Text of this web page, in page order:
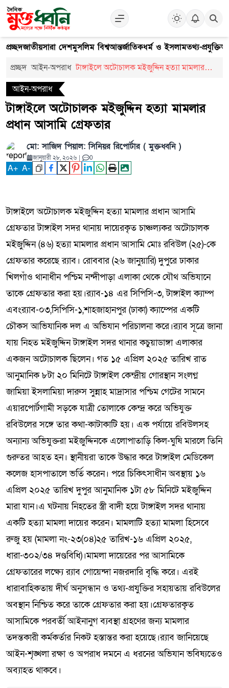
প্রচ্ছদজাতীয়সারা দেশমুসলিম বিশ্বআন্তর্জাতিকধর্ম ও ইসলামতথ্য-প্রযুক্তি
প্রচ্ছদ আইন-অপরাধ টাঙ্গাইলে অটোচালক মইজুদ্দিন হত্যা মামলার
আইন-অপরাধ
টাঙ্গাইলে অটোচালক মইজুদ্দিন হত্যা মামলার
প্রধান আসামি গ্রেফতার
মো: সাজিদ পিয়াল: সিনিয়র রিপোর্টার ( মুক্তধ্বনি )
জানুয়ারী ২৮, ২০২৬ | 0
A+ A-
টাঙ্গাইলে অটোচালক মইজুদ্দিন হত্যা মামলার প্রধান আসামি
গ্রেফতার টাঙ্গাইল সদর থানায় দায়েরকৃত চাঞ্চল্যকর অটোচালক
মইজুদ্দিন (৪৬) হত্যা মামলার প্রধান আসামি মোঃ রবিউল (২৫)-কে
গ্রেফতার করেছে র‌্যাব। রোববার (২৬ জানুয়ারি) দুপুরে ঢাকার
খিলগাঁও থানাধীন পশ্চিম নন্দীপাড়া এলাকা থেকে যৌথ অভিযানে
তাকে গ্রেফতার করা হয়।র‌্যাব-১৪ এর সিপিসি-৩, টাঙ্গাইল ক্যাম্প
এবংর‌্যাব-০৩,সিপিসি-১,শাহজাহানপুর (ঢাকা) ক্যাম্পের একটি
চৌকস আভিযানিক দল এ অভিযান পরিচালনা করে।র‌্যাব সূত্রে জানা
যায় নিহত মইজুদ্দিন টাঙ্গাইল সদর থানার কচুয়াডাঙ্গা এলাকার
একজন অটোচালক ছিলেন। গত ১৫ এপ্রিল ২০২৫ তারিখ রাত
আনুমানিক ৮টা ২০ মিনিটে টাঙ্গাইল কেন্দ্রীয় গোরস্থান সংলগ্ন
জামিয়া ইসলামিয়া দারুস সুন্নাহ মাদ্রাসার পশ্চিম গেটের সামনে
এয়ারপোর্টগামী সড়কে যাত্রী তোলাকে কেন্দ্র করে অভিযুক্ত
রবিউলের সঙ্গে তার কথা-কাটাকাটি হয়। এক পর্যায়ে রবিউলসহ
অন্যান্য অভিযুক্তরা মইজুদ্দিনকে এলোপাতাড়ি কিল-ঘুষি মারলে তিনি
গুরুতর আহত হন। স্থানীয়রা তাকে উদ্ধার করে টাঙ্গাইল মেডিকেল
কলেজ হাসপাতালে ভর্তি করেন। পরে চিকিৎসাধীন অবস্থায় ১৬
এপ্রিল ২০২৫ তারিখ দুপুর আনুমানিক ১টা ৫৮ মিনিটে মইজুদ্দিন
মারা যান।এ ঘটনায় নিহতের স্ত্রী বাদী হয়ে টাঙ্গাইল সদর থানায়
একটি হত্যা মামলা দায়ের করেন। মামলাটি হত্যা মামলা হিসেবে
রুজু হয় (মামলা নং-২৩(০৪)২৫ তারিখ-১৬ এপ্রিল ২০২৫,
ধারা-৩০২/৩৪ দণ্ডবিধি)।মামলা দায়েরের পর আসামিকে
গ্রেফতারের লক্ষ্যে র‌্যাব গোয়েন্দা নজরদারি বৃদ্ধি করে। এরই
ধারাবাহিকতায় দীর্ঘ অনুসন্ধান ও তথ্য-প্রযুক্তির সহায়তায় রবিউলের
অবস্থান নিশ্চিত করে তাকে গ্রেফতার করা হয়।গ্রেফতারকৃত
আসামিকে পরবর্তী আইনানুগ ব্যবস্থা গ্রহণের জন্য মামলার
তদন্তকারী কর্মকর্তার নিকট হস্তান্তর করা হয়েছে।র‌্যাব জানিয়েছে
আইন-শৃঙ্খলা রক্ষা ও অপরাধ দমনে এ ধরনের অভিযান ভবিষ্যতেও
অব্যাহত থাকবে।